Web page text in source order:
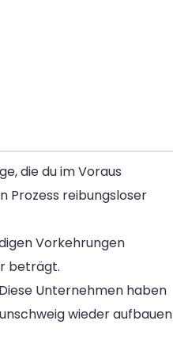
die du im Voraus
Prozess reibungsloser
Vorkehrungen
beträgt.
Unternehmen haben
wieder aufbauen